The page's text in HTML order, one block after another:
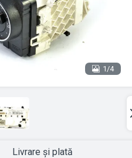
1/4
Livrare și plată